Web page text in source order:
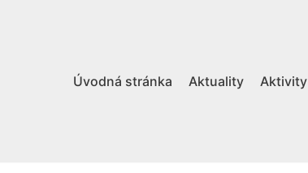
Úvodná stránka Aktuality Aktivity